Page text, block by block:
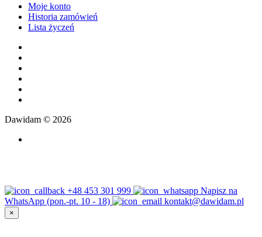
Moje konto
Historia zamówień
Lista życzeń
Dawidam © 2026
+48 453 301 999
Napisz na
WhatsApp (pon.-pt. 10 - 18)
kontakt@dawidam.pl
×